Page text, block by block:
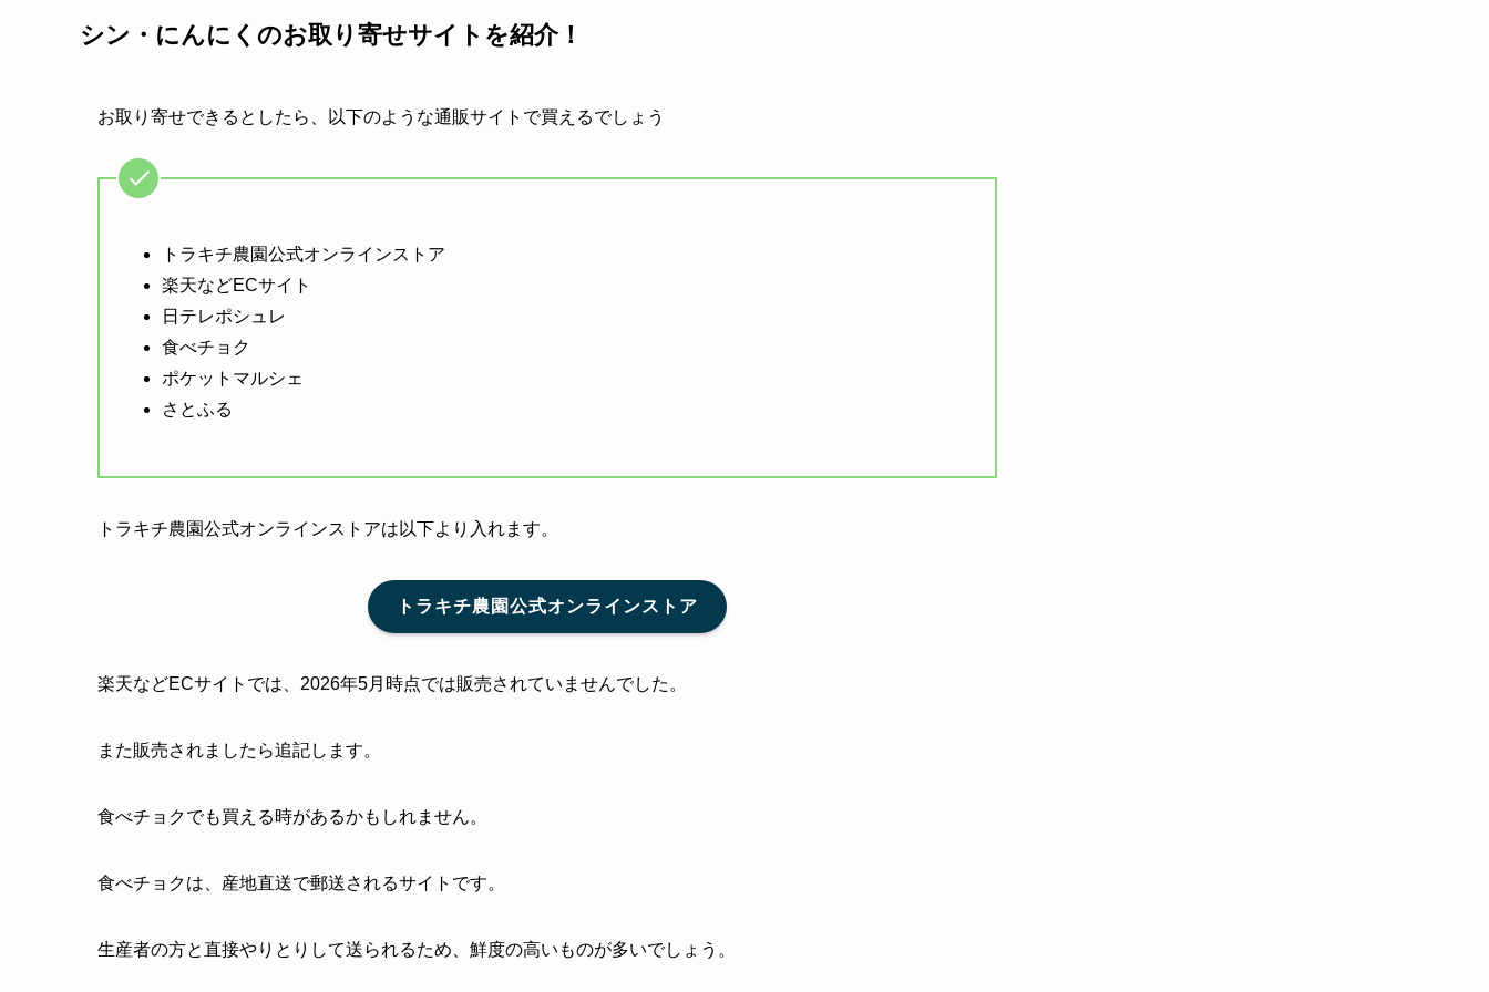
シン・にんにくのお取り寄せサイトを紹介！
お取り寄せできるとしたら、以下のような通販サイトで買えるでしょう
トラキチ農園公式オンラインストア
楽天などECサイト
日テレポシュレ
食べチョク
ポケットマルシェ
さとふる
トラキチ農園公式オンラインストアは以下より入れます。
トラキチ農園公式オンラインストア
楽天などECサイトでは、2026年5月時点では販売されていませんでした。
また販売されましたら追記します。
食べチョクでも買える時があるかもしれません。
食べチョクは、産地直送で郵送されるサイトです。
生産者の方と直接やりとりして送られるため、鮮度の高いものが多いでしょう。